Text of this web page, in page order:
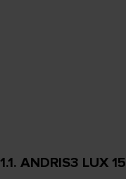
1.1. ANDRIS3 LUX 15